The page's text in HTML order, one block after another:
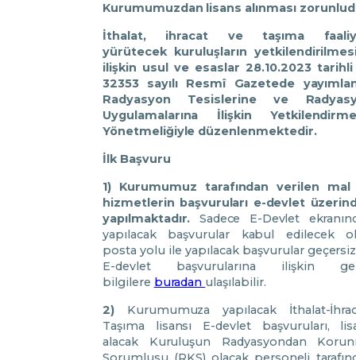
Bilgi Edinme
İletişim
Kurumumuzdan lisans alınması
İthalat, ihracat ve taşıma
yürütecek kuruluşların
ilişkin usul ve esaslar 28.10.2023
32353 sayılı Resmî Gazetede
Radyasyon Tesislerine ve
Uygulamalarına İlişkin
Yönetmeliğiyle düzenlenmektedir.
İlk Başvuru
1) Kurumumuz tarafından verilen
hizmetlerin başvuruları e-devlet
yapılmaktadır. Sadece E-Devlet
yapılacak başvurular kabul edilecek
posta yolu ile yapılacak başvurular
E-devlet başvurularına ilişkin
bilgilere buradan ulaşılabilir.
2)Kurumumuza yapılacak İthalat-
Taşıma lisansı E-devlet başvuruları,
alacak Kuruluşun Radyasyondan